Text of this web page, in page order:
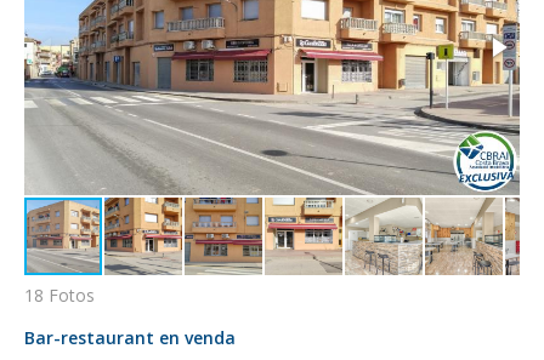
18 Fotos
Bar-restaurant en venda